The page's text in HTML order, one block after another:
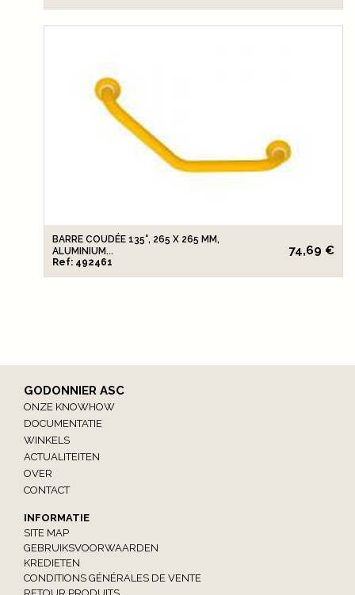
BARRE COUDÉE 135°, 265 X 265 MM,
ALUMINIUM...
Ref: 492461
74,69 €
GODONNIER ASC
ONZE KNOWHOW
DOCUMENTATIE
WINKELS
ACTUALITEITEN
OVER
CONTACT
INFORMATIE
SITE MAP
GEBRUIKSVOORWAARDEN
KREDIETEN
CONDITIONS GÉNÉRALES DE VENTE